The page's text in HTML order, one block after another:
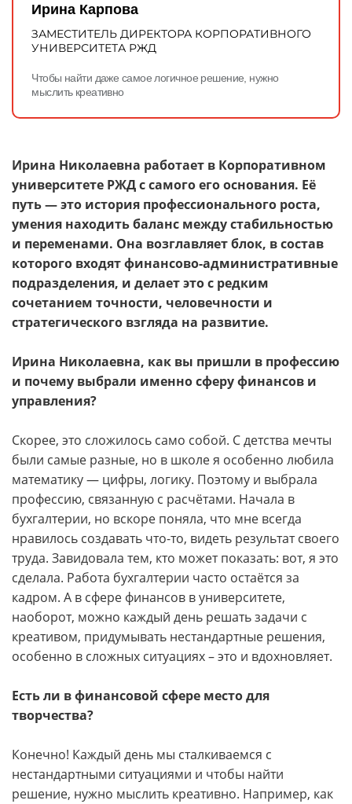
обучения России
Каталог программ
Сообщество внутренних тренеров
Контакты
Щербинка Мясницкая
Владивосток
Ирина Карпова
ЗАМЕСТИТЕЛЬ ДИРЕКТОРА КОРПОРАТИВНОГО
УНИВЕРСИТЕТА РЖД
Чтобы найти даже самое логичное решение, нужно
мыслить креативно
Ирина Николаевна работает в Корпоративном
университете РЖД с самого его основания. Её
путь — это история профессионального роста,
умения находить баланс между стабильностью
и переменами. Она возглавляет блок, в состав
которого входят финансово-административные
подразделения, и делает это с редким
сочетанием точности, человечности и
стратегического взгляда на развитие.
Ирина Николаевна, как вы пришли в профессию
и почему выбрали именно сферу финансов и
управления?
Скорее, это сложилось само собой. С детства мечты
были самые разные, но в школе я особенно любила
математику — цифры, логику. Поэтому и выбрала
профессию, связанную с расчётами. Начала в
бухгалтерии, но вскоре поняла, что мне всегда
нравилось создавать что-то, видеть результат своего
труда. Завидовала тем, кто может показать: вот, я это
сделала. Работа бухгалтерии часто остаётся за
кадром. А в сфере финансов в университете,
наоборот, можно каждый день решать задачи с
креативом, придумывать нестандартные решения,
особенно в сложных ситуациях – это и вдохновляет.
Есть ли в финансовой сфере место для
творчества?
Конечно! Каждый день мы сталкиваемся с
нестандартными ситуациями и чтобы найти
решение, нужно мыслить креативно. Например, как